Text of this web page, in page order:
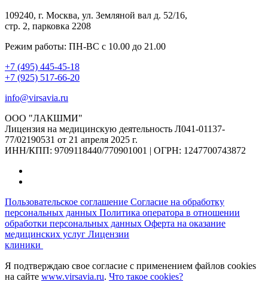
109240, г. Москва, ул. Земляной вал д. 52/16,
стр. 2, парковка 2208
Режим работы: ПН-ВС с 10.00 до 21.00
+7 (495) 445-45-18
+7 (925) 517-66-20
info@virsavia.ru
ООО "ЛАКШМИ"
Лицензия на медицинскую деятельность Л041-01137-
77/02190531 от 21 апреля 2025 г.
ИНН/КПП: 9709118440/770901001 | ОГРН: 1247700743872
Пользовательское соглашение Согласие на обработку
персональных данных Политика оператора в отношении
обработки персональных данных Оферта на оказание
медицинских услуг Лицензии
клиники
Я подтверждаю свое согласие с применением файлов cookies
на сайте www.virsavia.ru. Что такое cookies?